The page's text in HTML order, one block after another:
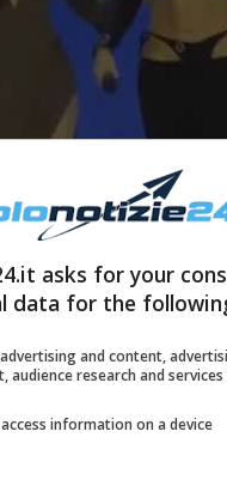
stanno guardando
asks for your
data for the
and content,
audience research and
information on a device